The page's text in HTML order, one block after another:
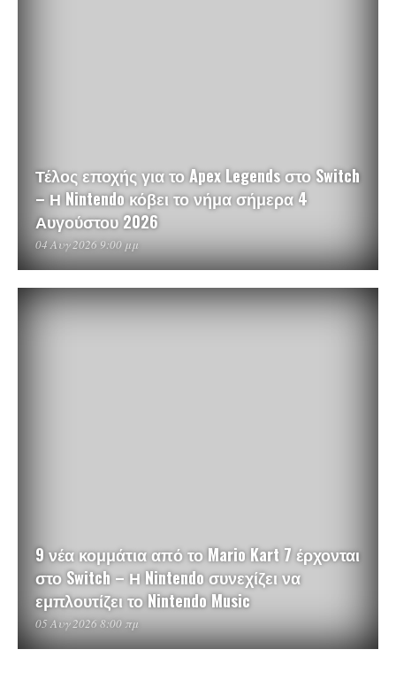
Τέλος εποχής για το Apex Legends στο Switch
– Η Nintendo κόβει το νήμα σήμερα 4
Αυγούστου 2026
04 Αυγ 2026 9:00 μμ
9 νέα κομμάτια από το Mario Kart 7 έρχονται
στο Switch – Η Nintendo συνεχίζει να
εμπλουτίζει το Nintendo Music
05 Αυγ 2026 8:00 πμ